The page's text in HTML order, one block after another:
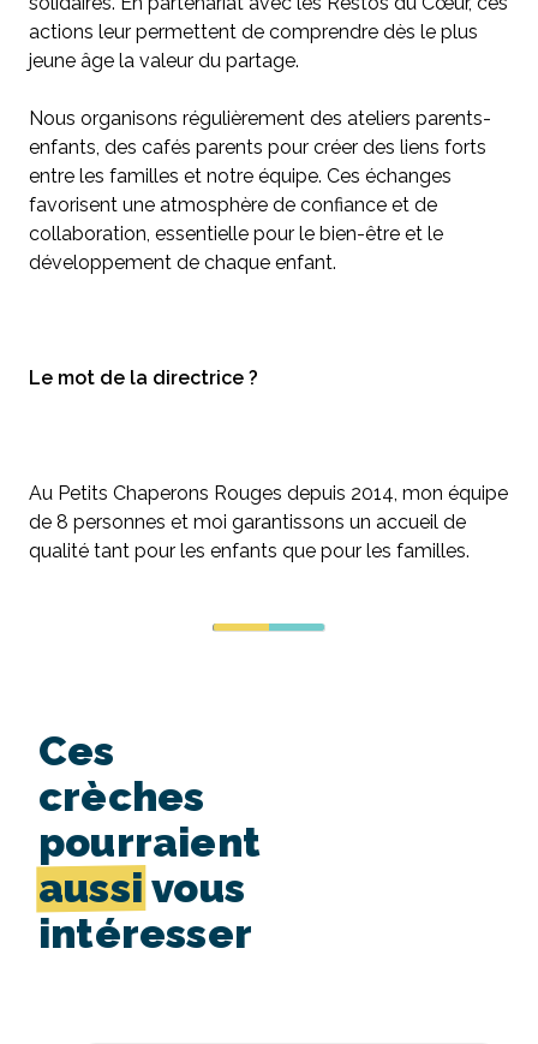
actions leur permettent de comprendre dès le plus
jeune âge la valeur du partage.
Nous organisons régulièrement des ateliers parents-
enfants, des cafés parents pour créer des liens forts
entre les familles et notre équipe. Ces échanges
favorisent une atmosphère de confiance et de
collaboration, essentielle pour le bien-être et le
développement de chaque enfant.
Le mot de la directrice ?
Au Petits Chaperons Rouges depuis 2014, mon équipe
de 8 personnes et moi garantissons un accueil de
qualité tant pour les enfants que pour les familles.
Ces
crèches
pourraient
aussi vous
intéresser